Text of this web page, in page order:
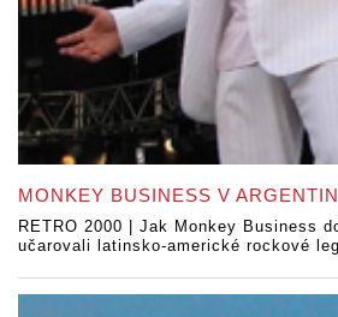
MONKEY BUSINESS V
RETRO 2000 | Jak Monkey Business
učarovali latinsko-americké rockové